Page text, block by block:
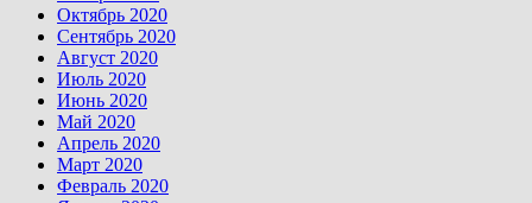
Октябрь 2020
Сентябрь 2020
Август 2020
Июль 2020
Июнь 2020
Май 2020
Апрель 2020
Март 2020
Февраль 2020